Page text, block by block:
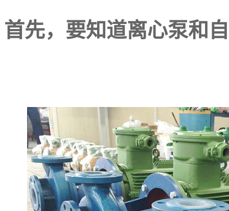
首先，要知道离心泵和